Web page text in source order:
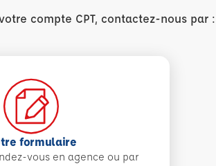
compte CPT, contactez-nous par :
formulaire
vous en agence ou par